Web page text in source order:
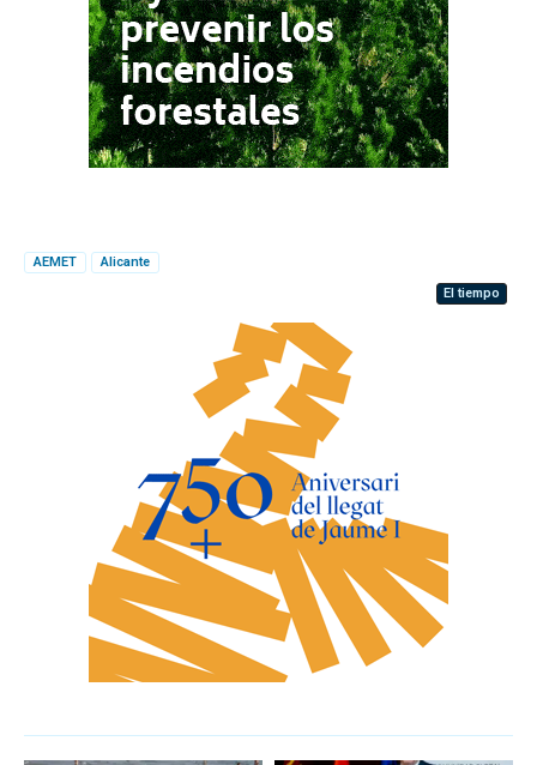
AEMET
Alicante
El tiempo